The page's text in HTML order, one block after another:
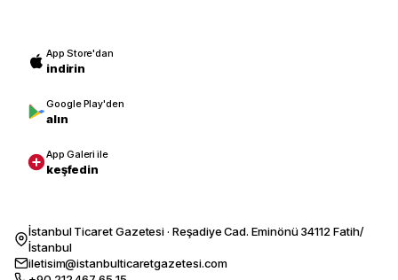
App Store'dan
indirin
Google Play'den
alın
App Galeri ile
keşfedin
İstanbul Ticaret Gazetesi · Reşadiye Cad. Eminönü 34112 Fatih/
İstanbul
iletisim@istanbulticaretgazetesi.com